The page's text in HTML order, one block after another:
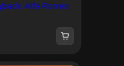
Alfa Romeo